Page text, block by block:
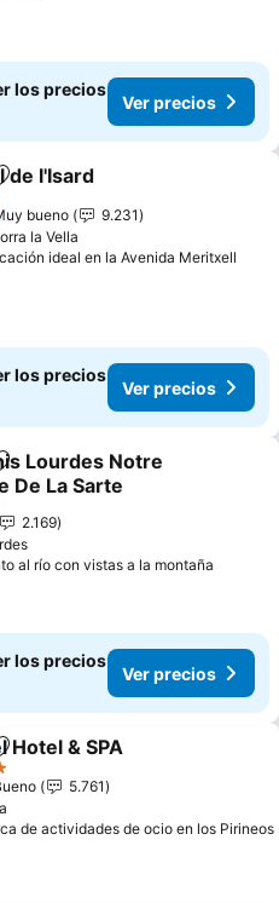
los precios
Ver precios
a favoritos
de l'Isard
bueno
9.231
la Vella
ideal en la Avenida Meritxell
los precios
Ver precios
a favoritos
Lourdes Notre
De La Sarte
2.169
al río con vistas a la montaña
los precios
Ver precios
a favoritos
Hotel & SPA
5.761
de actividades de ocio en los Pirineos